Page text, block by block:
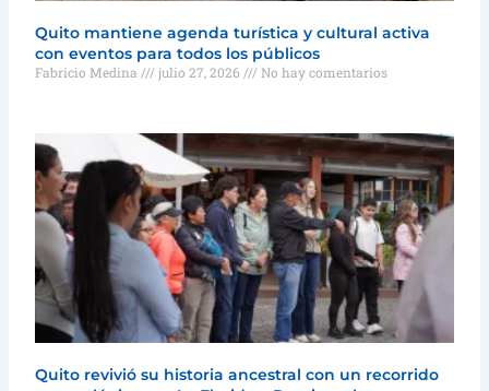
Quito mantiene agenda turística y cultural activa
con eventos para todos los públicos
Fabricio Medina julio 27, 2026 No hay comentarios
Quito revivió su historia ancestral con un recorrido